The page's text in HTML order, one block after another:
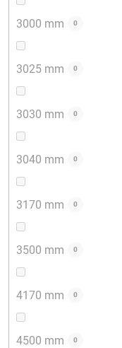
3000 mm 0
3025 mm 0
3030 mm 0
3040 mm 0
3170 mm 0
3500 mm 0
4170 mm 0
4500 mm 0